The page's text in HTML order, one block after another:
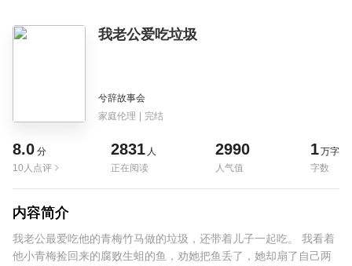
我老公爱吃垃圾
兮辞故事会
家庭伦理 | 完结
8.0 分
10人点评
2831 人
正在阅读
2990
人气值
1万字
字数
内容简介
我老公最爱吃他的青梅竹马做的垃圾，还带着儿子一起吃。 我看着
他小青梅捡回来的腐败生蛆的鱼，劝她把鱼丢了，她却扇了自己两